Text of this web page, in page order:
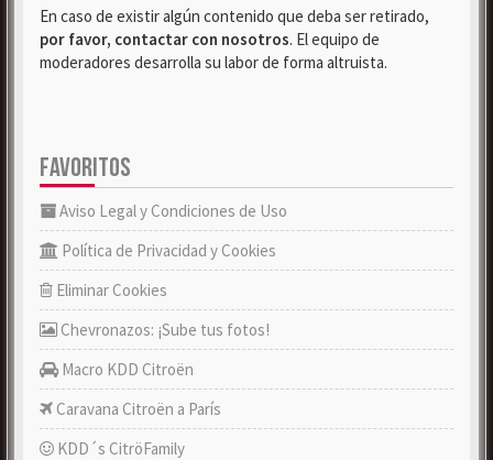
En caso de existir algún contenido que deba ser retirado,
por favor, contactar con nosotros. El equipo de
moderadores desarrolla su labor de forma altruista.
FAVORITOS
Aviso Legal y Condiciones de Uso
Política de Privacidad y Cookies
Eliminar Cookies
Chevronazos: ¡Sube tus fotos!
Macro KDD Citroën
Caravana Citroën a París
KDD´s CitröFamily